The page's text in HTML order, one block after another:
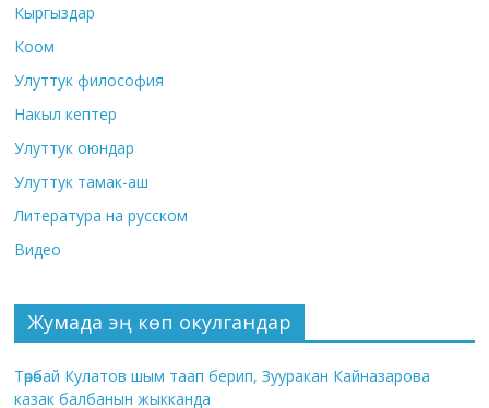
Кыргыздар
Коом
Улуттук философия
Накыл кептер
Улуттук оюндар
Улуттук тамак-аш
Литература на русском
Видео
Жумада эң көп окулгандар
Төрөбай Кулатов шым таап берип, Зууракан Кайназарова
казак балбанын жыкканда